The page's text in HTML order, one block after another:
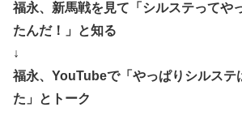
福永、新馬戦を見て「シルステってや
たんだ！」と知る
↓
福永、YouTubeで「やっぱりシルステ
た」とトーク